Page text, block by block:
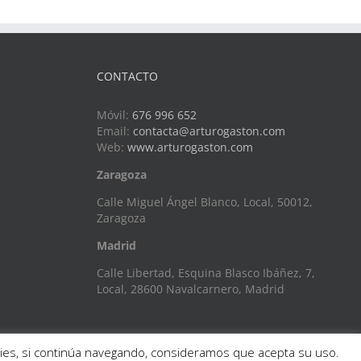
CONTACTO
Móvil: 676 996 652
Email: contacta@arturogaston.com
Web: www.arturogaston.com
Zaragoza
Calle Miguel Ángel Blanco, Local, 50012,
Zaragoza
Madrid
Calle Libertad, Esquina Blasco Ibáñez, 7,
Local, 28600 Navalcarnero, Madrid
si continúa navegando, consideramos que acepta su uso.